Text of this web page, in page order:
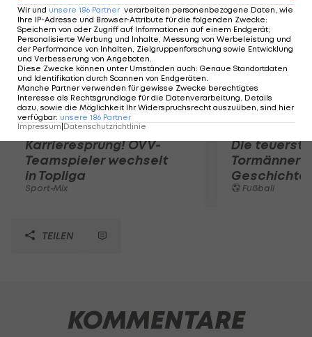
Karrieresprung! ÖVV-
Teamspieler wechselt
in Topliga
Sport-Mix
Die
Tormänner
Geschichte
Fußball
TEILEN
KOMMENTARE
Wir und unsere 186 Partner verarbeiten personenbezogene Daten, wie
Ihre IP-Adresse und Browser-Attribute für die folgenden Zwecke:
Speichern von oder Zugriff auf Informationen auf einem Endgerät;
Personalisierte Werbung und Inhalte, Messung von Werbeleistung und
der Performance von Inhalten, Zielgruppenforschung sowie Entwicklung
und Verbesserung von Angeboten.
Diese Zwecke können unter Umständen auch: Genaue Standortdaten
und Identifikation durch Scannen von Endgeräten.
Manche Partner verwenden für gewisse Zwecke berechtigtes
Interesse als Rechtsgrundlage für die Datenverarbeitung. Details
dazu, sowie die Möglichkeit Ihr Widerspruchsrecht auszuüben, sind hier
verfügbar: unsere 186 Partner
Impressum Datenschutzrichtlinie